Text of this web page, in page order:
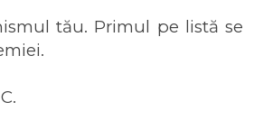
tău. Primul pe listă se